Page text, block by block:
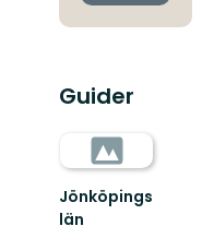
Guider
Jönköpings
län